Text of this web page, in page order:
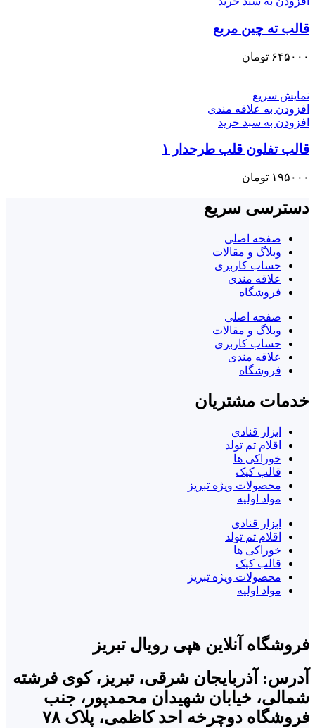
قالب ته چین مربع
۶۴۵۰۰۰ تومان
نمایش سریع
افزودن به علاقه مندی
افزودن به سبد خرید
قالب تفلون قلب طرحدار ۱
۱۹۵۰۰۰ تومان
دسترسی سریع
صفحه اصلی
وبلاگ و مقالات
حساب کاربری
علاقه مندی
فروشگاه
صفحه اصلی
وبلاگ و مقالات
حساب کاربری
علاقه مندی
فروشگاه
خدمات مشتریان
ابزار قنادی
اقلام تم تولد
خوراکی ها
قالب کیک
محصولات ویژه تبریز
مواد اولیه
ابزار قنادی
اقلام تم تولد
خوراکی ها
قالب کیک
محصولات ویژه تبریز
مواد اولیه
فروشگاه آنلاین هپی رویال تبریز
آدرس: آذربایجان شرقی، تبریز، کوی فرشته
شمالی، خیابان شهیدان محمدپور، جنب
فروشگاه دوچرخه احد کاظمی، پلاک ۷۸